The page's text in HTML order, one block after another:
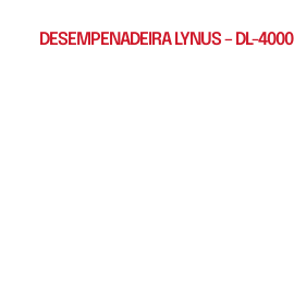
DESEMPENADEIRA LYNUS – DL-4000